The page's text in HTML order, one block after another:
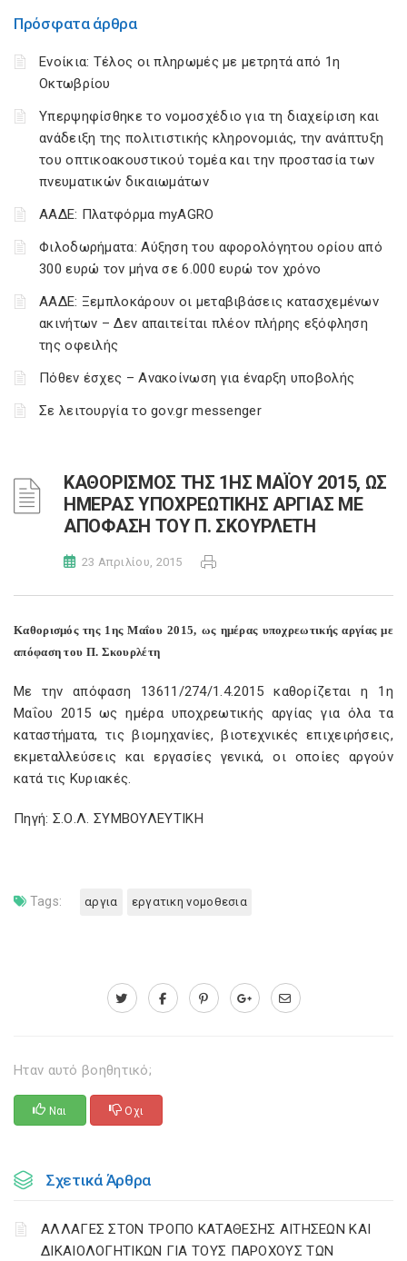
Πρόσφατα άρθρα
Ενοίκια: Τέλος οι πληρωμές με μετρητά από 1η
Οκτωβρίου
Υπερψηφίσθηκε το νομοσχέδιο για τη διαχείριση και
ανάδειξη της πολιτιστικής κληρονομιάς, την ανάπτυξη
του οπτικοακουστικού τομέα και την προστασία των
πνευματικών δικαιωμάτων
ΑΑΔΕ: Πλατφόρμα myAGRO
Φιλοδωρήματα: Αύξηση του αφορολόγητου ορίου από
300 ευρώ τον μήνα σε 6.000 ευρώ τον χρόνο
ΑΑΔΕ: Ξεμπλοκάρουν οι μεταβιβάσεις κατασχεμένων
ακινήτων – Δεν απαιτείται πλέον πλήρης εξόφληση
της οφειλής
Πόθεν έσχες – Ανακοίνωση για έναρξη υποβολής
Σε λειτουργία το gov.gr messenger
ΚΑΘΟΡΙΣΜΟΣ ΤΗΣ 1ΗΣ ΜΑΪΟΥ 2015, ΩΣ
ΗΜΕΡΑΣ ΥΠΟΧΡΕΩΤΙΚΗΣ ΑΡΓΙΑΣ ΜΕ
ΑΠΟΦΑΣΗ ΤΟΥ Π. ΣΚΟΥΡΛΕΤΗ
23 Απριλίου, 2015
Καθορισμός της 1ης Μαΐου 2015, ως ημέρας υποχρεωτικής αργίας με
απόφαση του Π. Σκουρλέτη
Με την απόφαση 13611/274/1.4.2015 καθορίζεται η 1η
Μαΐου 2015 ως ημέρα υποχρεωτικής αργίας για όλα τα
καταστήματα, τις βιομηχανίες, βιοτεχνικές επιχειρήσεις,
εκμεταλλεύσεις και εργασίες γενικά, οι οποίες αργούν
κατά τις Κυριακές.
Πηγή: Σ.Ο.Λ. ΣΥΜΒΟΥΛΕΥΤΙΚΗ
Tags: αργια εργατικη νομοθεσια
Ηταν αυτό βοηθητικό;
Ναι Οχι
Σχετικά Άρθρα
ΑΛΛΑΓΕΣ ΣΤΟΝ ΤΡΟΠΟ ΚΑΤΑΘΕΣΗΣ ΑΙΤΗΣΕΩΝ ΚΑΙ
ΔΙΚΑΙΟΛΟΓΗΤΙΚΩΝ ΓΙΑ ΤΟΥΣ ΠΑΡΟΧΟΥΣ ΤΩΝ